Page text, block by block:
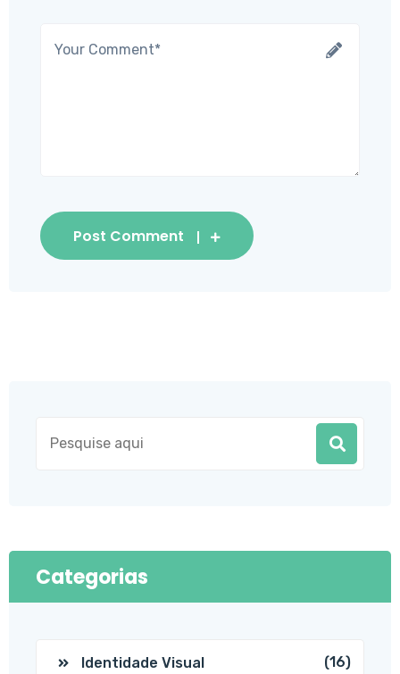
Post Comment
Categorias
Identidade Visual (16)